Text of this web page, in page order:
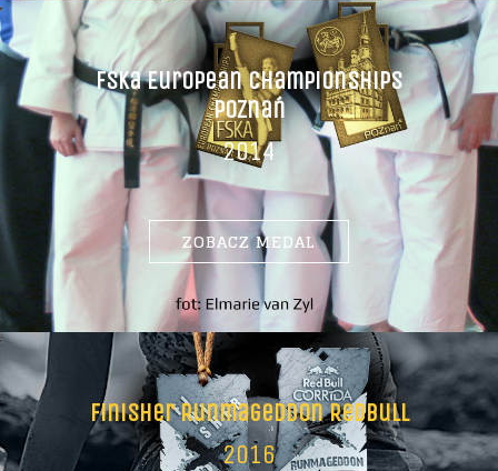
Fska European Championships
Poznań
2014
ZOBACZ MEDAL
Finisher Runmageddon Redbull
2016